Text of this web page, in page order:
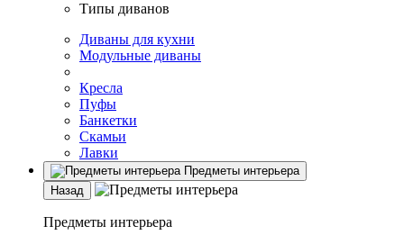
Типы диванов
Диваны для кухни
Модульные диваны
Кресла
Пуфы
Банкетки
Скамьи
Лавки
Предметы интерьера
Назад
Предметы интерьера